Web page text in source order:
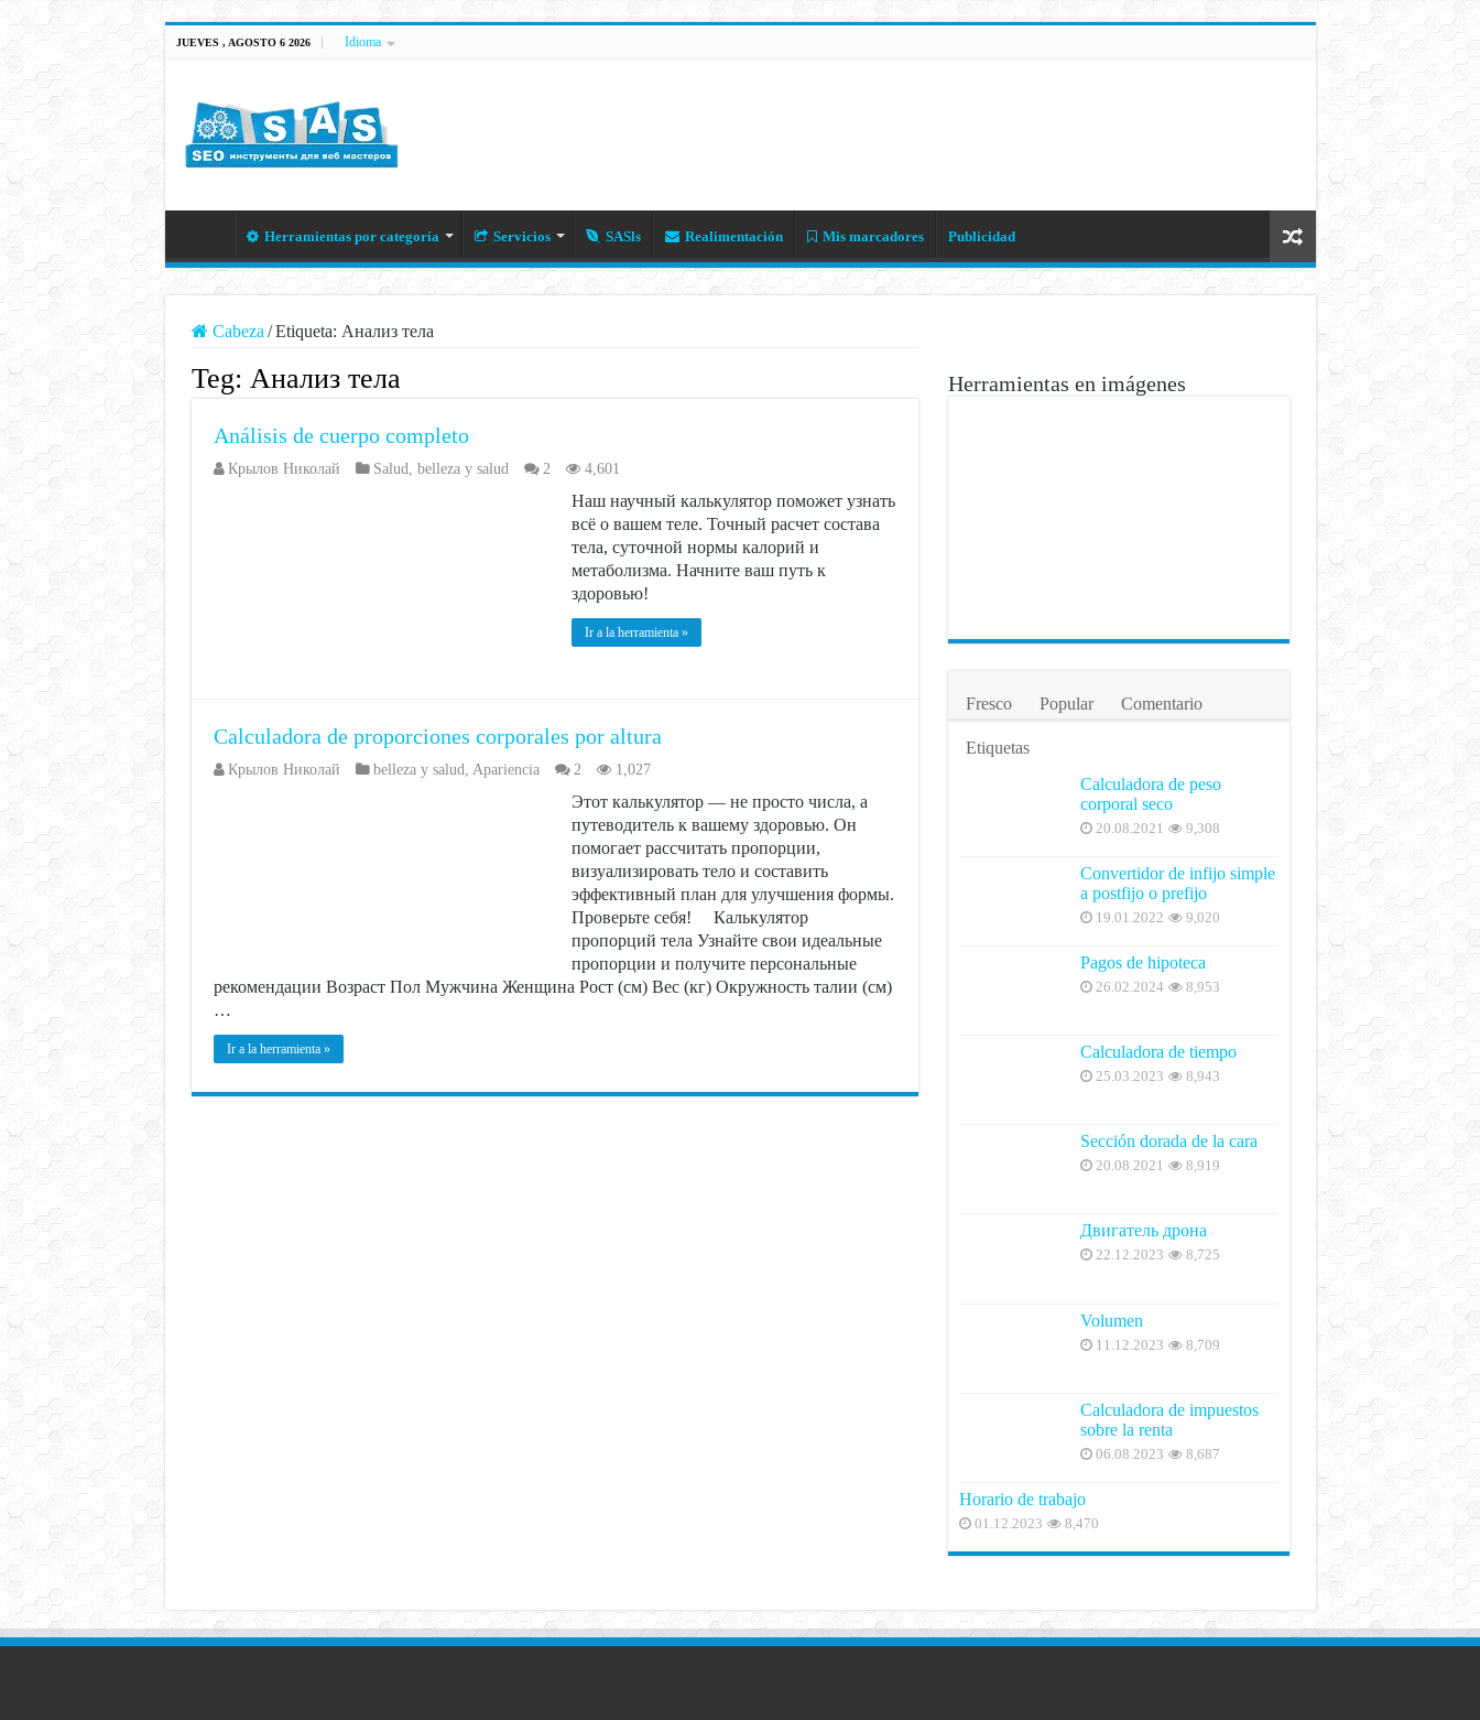
JUEVES , AGOSTO 6 2026 Idioma
Herramientas por categoría Servicios SASls Realimentación Mis marcadores Publicidad
Cabeza / Etiqueta: Анализ тела
Teg: Анализ тела
Análisis de cuerpo completo
Крылов Николай Salud, belleza y salud 2 4,601
Наш научный калькулятор поможет узнать
всё о вашем теле. Точный расчет состава
тела, суточной нормы калорий и
метаболизма. Начните ваш путь к
здоровью!
Ir a la herramienta »
Calculadora de proporciones corporales por altura
Крылов Николай belleza y salud, Apariencia 2 1,027
Этот калькулятор — не просто числа, а
путеводитель к вашему здоровью. Он
помогает рассчитать пропорции,
визуализировать тело и составить
эффективный план для улучшения формы.
Проверьте себя! Калькулятор
пропорций тела Узнайте свои идеальные
пропорции и получите персональные
рекомендации Возраст Пол Мужчина Женщина Рост (см) Вес (кг) Окружность талии (см)
…
Ir a la herramienta »
Herramientas en imágenes
Fresco Popular Comentario
Etiquetas
Calculadora de peso
corporal seco
20.08.2021 9,308
Convertidor de infijo simple
a postfijo o prefijo
19.01.2022 9,020
Pagos de hipoteca
26.02.2024 8,953
Calculadora de tiempo
25.03.2023 8,943
Sección dorada de la cara
20.08.2021 8,919
Двигатель дрона
22.12.2023 8,725
Volumen
11.12.2023 8,709
Calculadora de impuestos
sobre la renta
06.08.2023 8,687
Horario de trabajo
01.12.2023 8,470